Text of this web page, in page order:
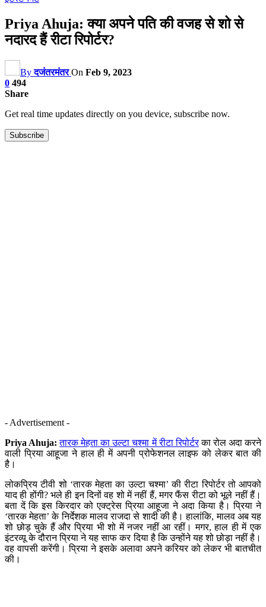
Priya Ahuja: क्या अपने पति की वजह से शो से
नदारद हैं रीटा रिपोर्टर?
Byदजंतरमंतर On Feb 9, 2023
0 494
Share
Get real time updates directly on you device, subscribe now.
Subscribe
- Advertisement -
Priya Ahuja: तारक मेहता का उल्टा चश्मा में रीटा रिपोर्टरका रोल अदा करने
वाली प्रिया आहूजा ने हाल ही में अपनी प्रोफेशनल लाइफ को लेकर बात की
है।
लोकप्रिय टीवी शो ‘तारक मेहता का उल्टा चश्मा’ की रीटा रिपोर्टर तो आपको
याद ही होंगी? भले ही इन दिनों वह शो में नहीं हैं, मगर फैंस रीटा को भूले नहीं हैं।
बता दें कि इस किरदार को एक्ट्रेस प्रिया आहूजा ने अदा किया है। प्रिया ने
‘तारक मेहता’ के निर्देशक मालव राजदा से शादी की है। हालांकि, मालव अब यह
शो छोड़ चुके हैं और प्रिया भी शो में नजर नहीं आ रहीं। मगर, हाल ही में एक
इंटरव्यू के दौरान प्रिया ने यह साफ कर दिया है कि उन्होंने यह शो छोड़ा नहीं है।
वह वापसी करेंगी। प्रिया ने इसके अलावा अपने करियर को लेकर भी बातचीत
की।